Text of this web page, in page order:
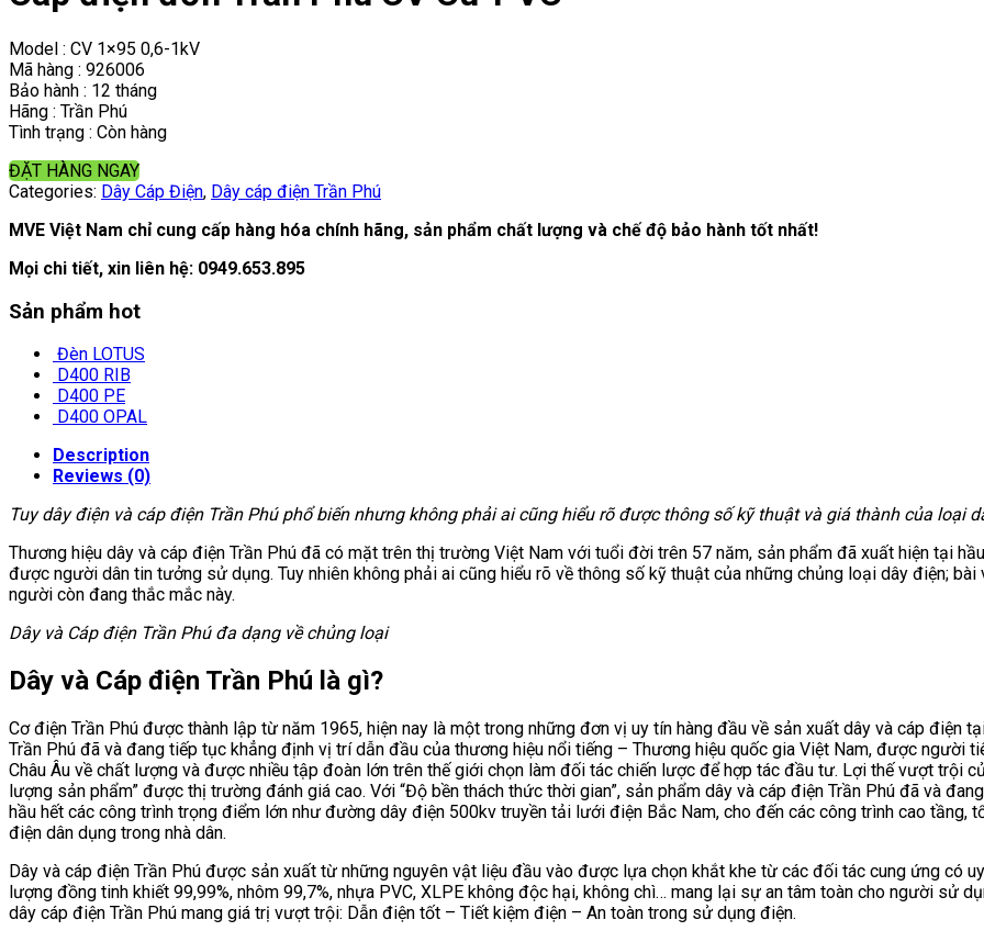
Model : CV 1×95 0,6-1kV
Mã hàng : 926006
Bảo hành : 12 tháng
Hãng : Trần Phú
Tình trạng : Còn hàng
ĐẶT HÀNG NGAY
Categories: Dây Cáp Điện, Dây cáp điện Trần Phú
MVE Việt Nam chỉ cung cấp hàng hóa chính hãng, sản phẩm chất lượng và chế độ bảo hành tốt nhất!
Mọi chi tiết, xin liên hệ: 0949.653.895
Sản phẩm hot
Đèn LOTUS
D400 RIB
D400 PE
D400 OPAL
Description
Reviews (0)
Tuy dây điện và cáp điện Trần Phú phổ biến nhưng không phải ai cũng hiểu rõ được thông số kỹ thuật và giá thành của loại
Thương hiệu dây và cáp điện Trần Phú đã có mặt trên thị trường Việt Nam với tuổi đời trên 57 năm, sản phẩm đã xuất hiện tại
được người dân tin tưởng sử dụng. Tuy nhiên không phải ai cũng hiểu rõ về thông số kỹ thuật của những chủng loại dây điện;
người còn đang thắc mắc này.
Dây và Cáp điện Trần Phú đa dạng về chủng loại
Dây và Cáp điện Trần Phú là gì?
Cơ điện Trần Phú được thành lập từ năm 1965, hiện nay là một trong những đơn vị uy tín hàng đầu về sản xuất dây và cáp điện
Trần Phú đã và đang tiếp tục khẳng định vị trí dẫn đầu của thương hiệu nổi tiếng – Thương hiệu quốc gia Việt Nam, được người
Châu Âu về chất lượng và được nhiều tập đoàn lớn trên thế giới chọn làm đối tác chiến lược để hợp tác đầu tư. Lợi thế vượt trội
lượng sản phẩm” được thị trường đánh giá cao. Với “Độ bền thách thức thời gian”, sản phẩm dây và cáp điện Trần Phú đã và
hầu hết các công trình trọng điểm lớn như đường dây điện 500kv truyền tải lưới điện Bắc Nam, cho đến các công trình cao tầng,
điện dân dụng trong nhà dân.
Dây và cáp điện Trần Phú được sản xuất từ những nguyên vật liệu đầu vào được lựa chọn khắt khe từ các đối tác cung ứng có
lượng đồng tinh khiết 99,99%, nhôm 99,7%, nhựa PVC, XLPE không độc hại, không chì… mang lại sự an tâm toàn cho người sử
dây cáp điện Trần Phú mang giá trị vượt trội: Dẫn điện tốt – Tiết kiệm điện – An toàn trong sử dụng điện.